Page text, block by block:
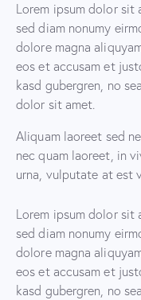
Lorem ipsum dolor sit
sed diam nonumy
dolore magna
eos et accusam et
kasd gubergren, no
dolor sit amet.
Aliquam laoreet sed
nec quam laoreet, in
urna, vulputate at est
Lorem ipsum dolor sit
sed diam nonumy
dolore magna
eos et accusam et
kasd gubergren, no